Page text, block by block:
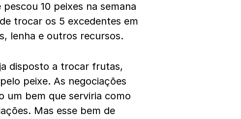
10 peixes na semana
trocar os 5 excedentes em
lenha e outros recursos.
disposto a trocar frutas,
peixe. As negociações
um bem que serviria como
Mas esse bem de